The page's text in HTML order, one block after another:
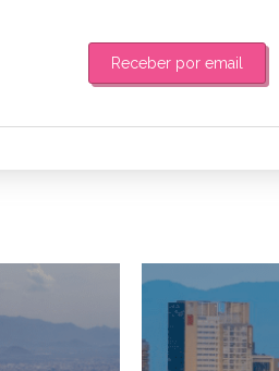
Receber por email
feira de manhã o resumo